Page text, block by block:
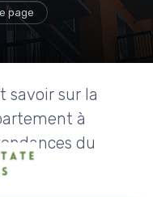
page
savoir sur la
à
du